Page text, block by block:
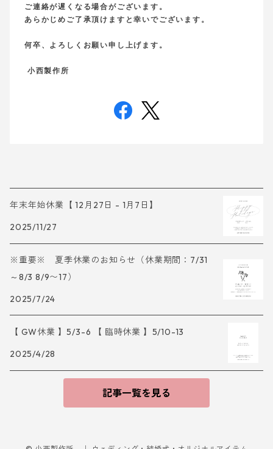
ご連絡が遅くなる場合がございます。
あらかじめご了承頂けますと幸いでございます。
何卒、よろしくお願い申し上げます。
小西製作所
年末年始休業【 12月27日 - 1月7日】
2025/11/27
※重要※ 夏季休業のお知らせ（休業期間：7/31
～8/3 8/9〜17）
2025/7/24
【 GW休業 】5/3-6 【 臨時休業 】5/10-13
2025/4/28
記事一覧を見る